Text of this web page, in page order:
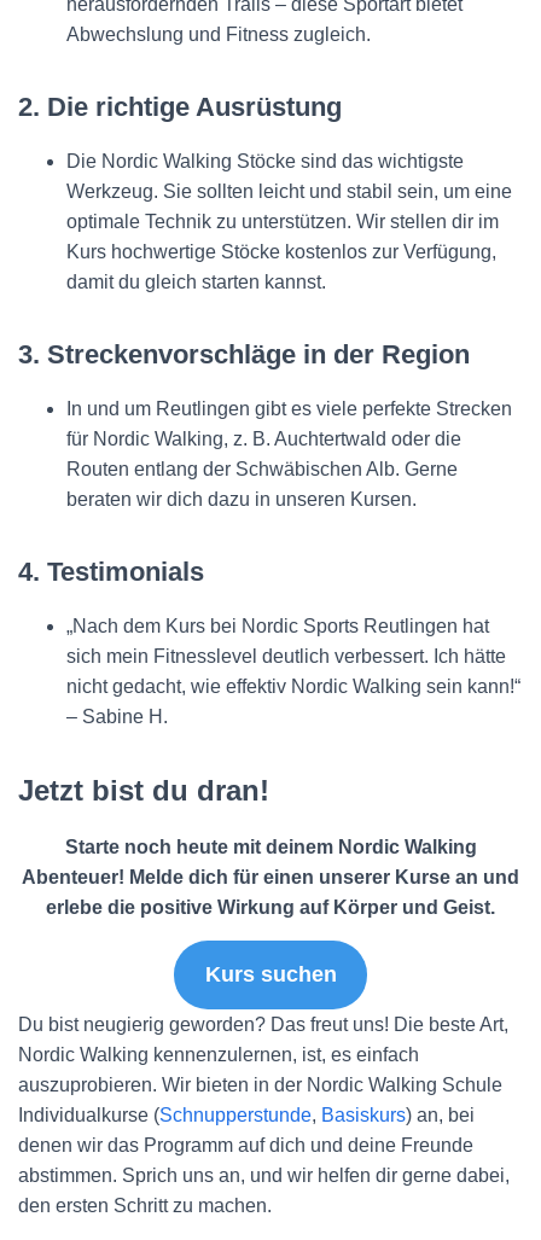
herausfordernden Trails – diese Sportart bietet
Abwechslung und Fitness zugleich.
2. Die richtige Ausrüstung
Die Nordic Walking Stöcke sind das wichtigste
Werkzeug. Sie sollten leicht und stabil sein, um eine
optimale Technik zu unterstützen. Wir stellen dir im
Kurs hochwertige Stöcke kostenlos zur Verfügung,
damit du gleich starten kannst.
3. Streckenvorschläge in der Region
In und um Reutlingen gibt es viele perfekte Strecken
für Nordic Walking, z. B. Auchtertwald oder die
Routen entlang der Schwäbischen Alb. Gerne
beraten wir dich dazu in unseren Kursen.
4. Testimonials
„Nach dem Kurs bei Nordic Sports Reutlingen hat
sich mein Fitnesslevel deutlich verbessert. Ich hätte
nicht gedacht, wie effektiv Nordic Walking sein kann!“
– Sabine H.
Jetzt bist du dran!
Starte noch heute mit deinem Nordic Walking
Abenteuer! Melde dich für einen unserer Kurse an und
erlebe die positive Wirkung auf Körper und Geist.
Kurs suchen
Du bist neugierig geworden? Das freut uns! Die beste Art,
Nordic Walking kennenzulernen, ist, es einfach
auszuprobieren. Wir bieten in der Nordic Walking Schule
Individualkurse (Schnupperstunde, Basiskurs) an, bei
denen wir das Programm auf dich und deine Freunde
abstimmen. Sprich uns an, und wir helfen dir gerne dabei,
den ersten Schritt zu machen.